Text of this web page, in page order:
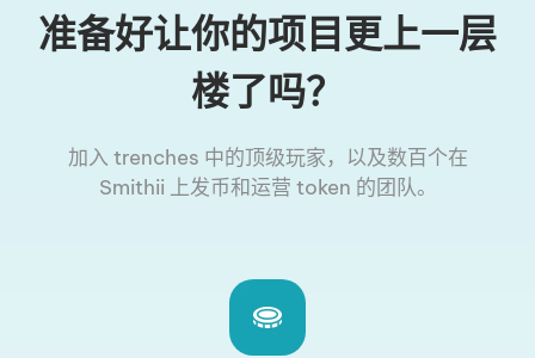
准备好让你的项目更上一层
楼了吗？
加入 trenches 中的顶级玩家，以及数百个在
Smithii 上发币和运营 token 的团队。